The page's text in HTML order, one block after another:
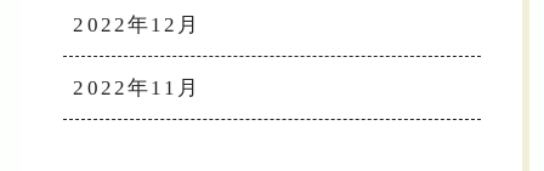
2022年12月
2022年11月